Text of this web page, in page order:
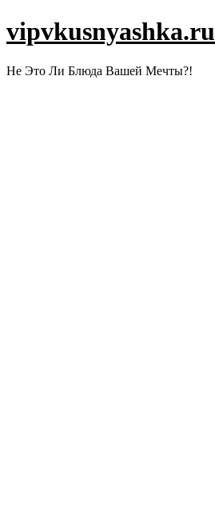
vipvkusnyashka.ru
Не Это Ли Блюда Вашей Мечты?!